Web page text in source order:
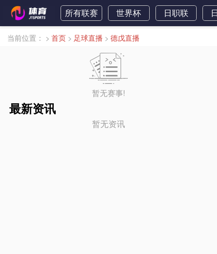
所有联赛 世界杯 日职联
当前位置： > 首页 > 足球直播 > 德戊直播
暂无赛事!
最新资讯
暂无资讯